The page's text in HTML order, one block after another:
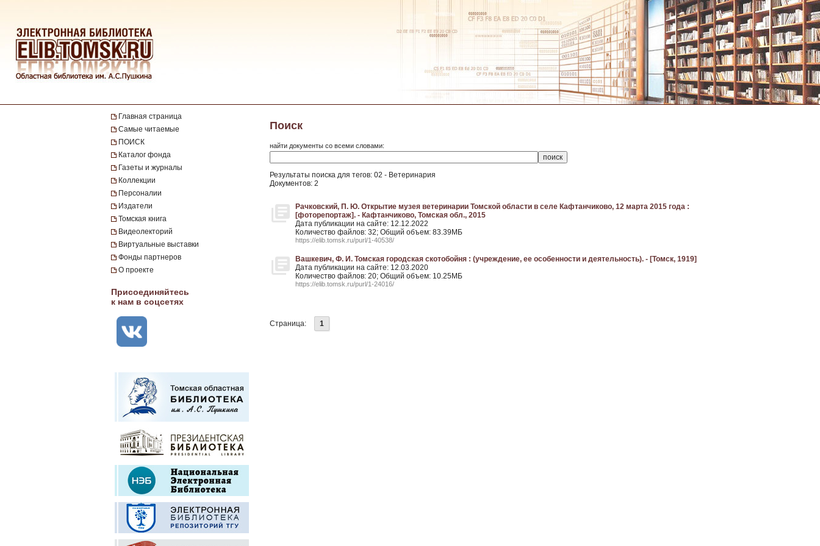
Главная страница
Самые читаемые
ПОИСК
Каталог фонда
Газеты и журналы
Коллекции
Персоналии
Издатели
Томская книга
Видеолекторий
Виртуальные выставки
Фонды партнеров
О проекте
Присоединяйтесь
к нам в соцсетях
Поиск
найти документы со всеми словами:
Результаты поиска для тегов: 02 - Ветеринария
Документов: 2
Рачковский, П. Ю. Открытие музея ветеринарии Томской области в селе Кафтанчиково, 12 марта 2015 года :
[фоторепортаж]. - Кафтанчиково, Томская обл., 2015
Дата публикации на сайте: 12.12.2022
Количество файлов: 32; Общий объем: 83.39МБ
https://elib.tomsk.ru/purl/1-40538/
Вашкевич, Ф. И. Томская городская скотобойня : (учреждение, ее особенности и деятельность). - [Томск, 1919]
Дата публикации на сайте: 12.03.2020
Количество файлов: 20; Общий объем: 10.25МБ
https://elib.tomsk.ru/purl/1-24016/
Страница: 1